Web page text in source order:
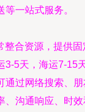
一站式服务。
合资源，提供
5天，海运7-15
过网络搜索、朋
沟通响应、时效